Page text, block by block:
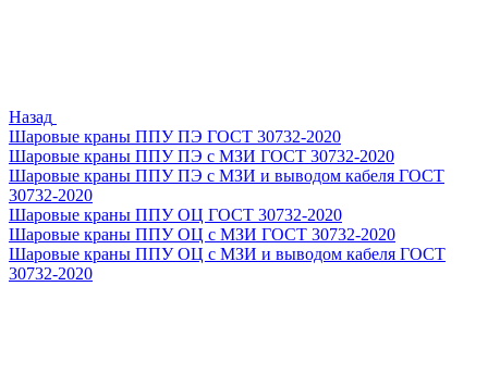
Назад
Шаровые краны ППУ ПЭ ГОСТ 30732-2020
Шаровые краны ППУ ПЭ с МЗИ ГОСТ 30732-2020
Шаровые краны ППУ ПЭ с МЗИ и выводом кабеля ГОСТ
30732-2020
Шаровые краны ППУ ОЦ ГОСТ 30732-2020
Шаровые краны ППУ ОЦ с МЗИ ГОСТ 30732-2020
Шаровые краны ППУ ОЦ с МЗИ и выводом кабеля ГОСТ
30732-2020